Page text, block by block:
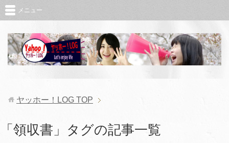
メニュー
ヤッホー！LOG TOP
「領収書」タグの記事一覧